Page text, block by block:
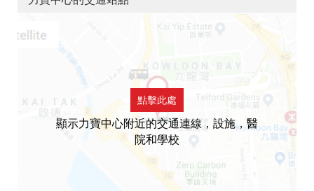
點擊此處
顯示力寶中心附近的交通連線，設施，醫
院和學校